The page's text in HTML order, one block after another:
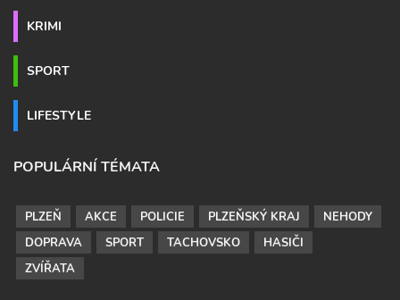
KRIMI
SPORT
LIFESTYLE
POPULÁRNÍ TÉMATA
PLZEŇ AKCE POLICIE PLZEŇSKÝ KRAJ
NEHODY
DOPRAVA
SPORT TACHOVSKO
HASIČI
ZVÍŘATA